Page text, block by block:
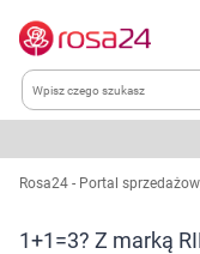
Kategorie
Chemia
Rosa24 - Portal
1+1=3? Z marką